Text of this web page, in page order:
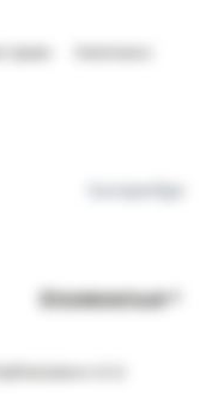
Откликнуться